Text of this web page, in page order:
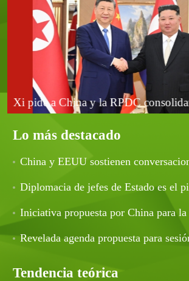
Lo más destacado
Diplomacia de jefes de Estado es el
Tendencia teórica